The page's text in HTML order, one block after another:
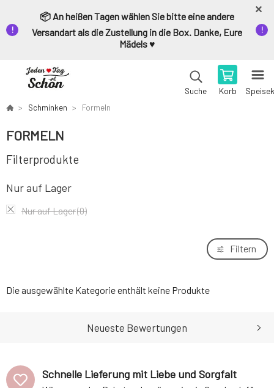
📦 An heißen Tagen wählen Sie bitte eine andere
Versandart als die Zustellung in die Box. Danke, Eure
Mädels ♥️
Suche Korb
Schminken Formeln
FORMELN
Filterprodukte
Nur auf Lager
Nur auf Lager(0)
Filtern
Die ausgewählte Kategorie enthält keine Produkte
Neueste Bewertungen
Schnelle Lieferung mit Liebe und Sorgfalt